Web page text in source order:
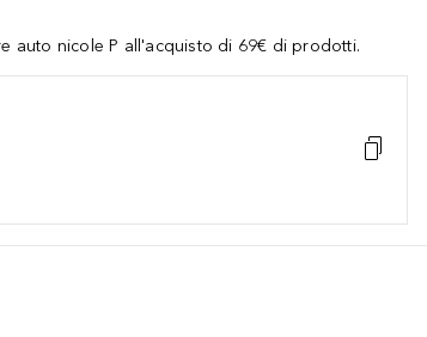
auto nicole P all'acquisto di 69€ di prodotti.